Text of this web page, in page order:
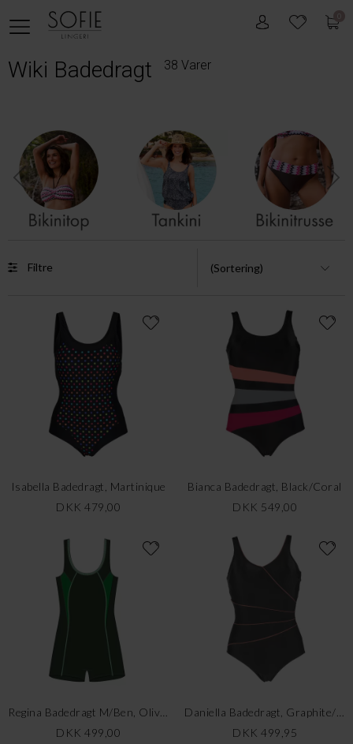
Wiki Badedragt 38 Varer
Filtre
Isabella Badedragt, Martinique
DKK 479,00
Bianca Badedragt, Black/Coral
DKK 549,00
DKK 499,00
DKK 499,95